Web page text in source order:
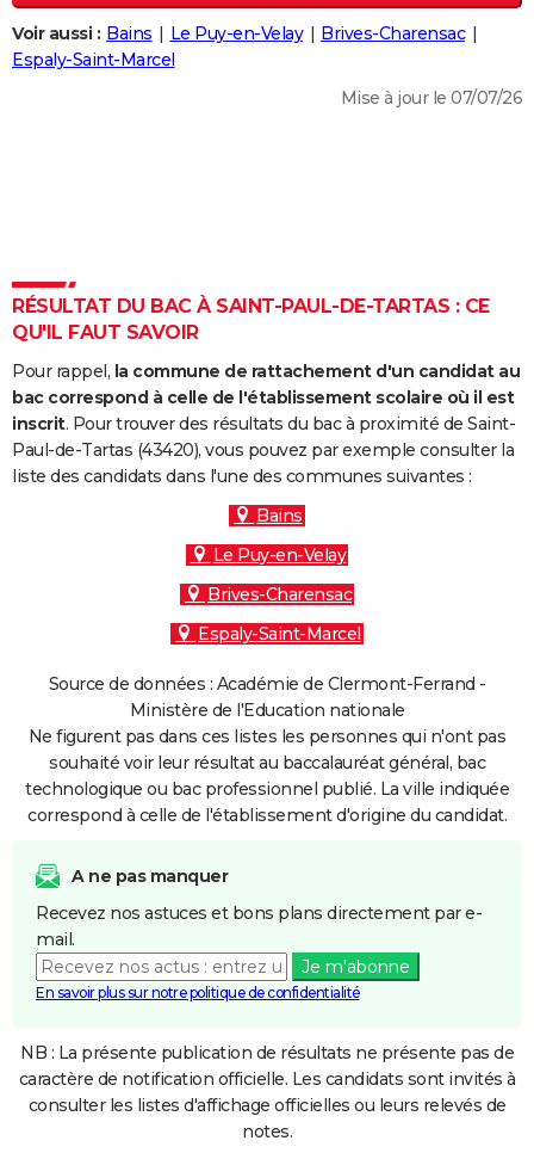
Destinations
City break
Voyage nature
Voyage de noces
Forum
Climat
+
PHOTO
COPAINS D'AVANT
S'inscrire
Se connecter
Lycées
Collèges
Primaires
Universités
Entreprises
Service militaire
Avis de recherche
AVIS DE DÉCÈS
FORUM
Bricolage
Lifestyle
Culture
Sport
Auto
Television
Voyage
Cinema
Voir aussi : Bains Le Puy-en-Velay
Brives-Charensac
Espaly-Saint-Marcel
Mise à jour le 07/07/26
RÉSULTAT DU BAC À SAINT-PAUL-DE-TARTAS : CE
QU'IL FAUT SAVOIR
Pour rappel, la commune de rattachement d'un candidat au
bac correspond à celle de l'établissement scolaire où il est
inscrit. Pour trouver des résultats du bac à proximité de Saint-
Paul-de-Tartas (43420), vous pouvez par exemple consulter la
liste des candidats dans l'une des communes suivantes :
Bains
Le Puy-en-Velay
Brives-Charensac
Espaly-Saint-Marcel
Source de données : Académie de Clermont-Ferrand -
Ministère de l'Education nationale
Ne figurent pas dans ces listes les personnes qui n'ont pas
souhaité voir leur résultat au baccalauréat général, bac
technologique ou bac professionnel publié. La ville indiquée
correspond à celle de l'établissement d'origine du candidat.
A ne pas manquer
Recevez nos astuces et bons plans directement par e-
mail.
Je m'abonne
En savoir plus sur notre politique de confidentialité
NB : La présente publication de résultats ne présente pas de
caractère de notification officielle. Les candidats sont invités à
consulter les listes d'affichage officielles ou leurs relevés de
notes.